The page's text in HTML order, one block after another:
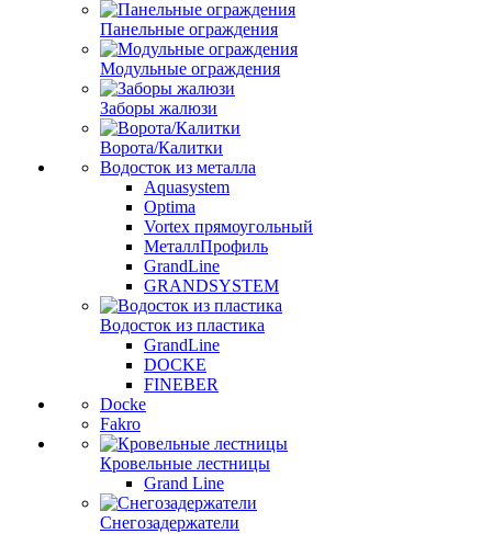
Панельные ограждения
Модульные ограждения
Заборы жалюзи
Ворота/Калитки
Водосток из металла
Aquasystem
Optima
Vortex прямоугольный
МеталлПрофиль
GrandLine
GRANDSYSTEM
Водосток из пластика
GrandLine
DOCKE
FINEBER
Docke
Fakro
Кровельные лестницы
Grand Line
Снегозадержатели